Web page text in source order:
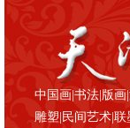
中国画 |书法 版画 |
雕塑 民间艺术 |联